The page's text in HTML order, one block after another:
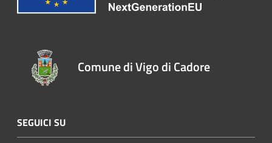
Comune di Vigo di Cadore
SEGUICI SU